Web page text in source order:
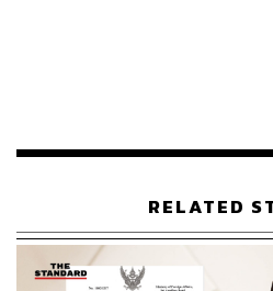
สิงหาคม 2561 ส่งถึงนายรัษฎา
กฎหมายสิทธิมนุษยชนและหนึ่งใ
หนังสือระบุว่า
RELATED